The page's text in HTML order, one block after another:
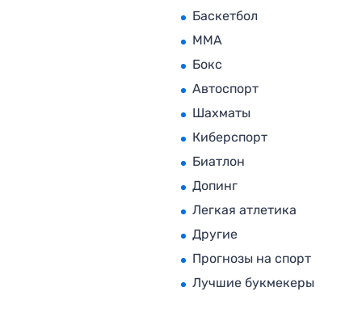
Баскетбол
MMA
Бокс
Автоспорт
Шахматы
Киберспорт
Биатлон
Допинг
Легкая атлетика
Другие
Прогнозы на спорт
Лучшие букмекеры